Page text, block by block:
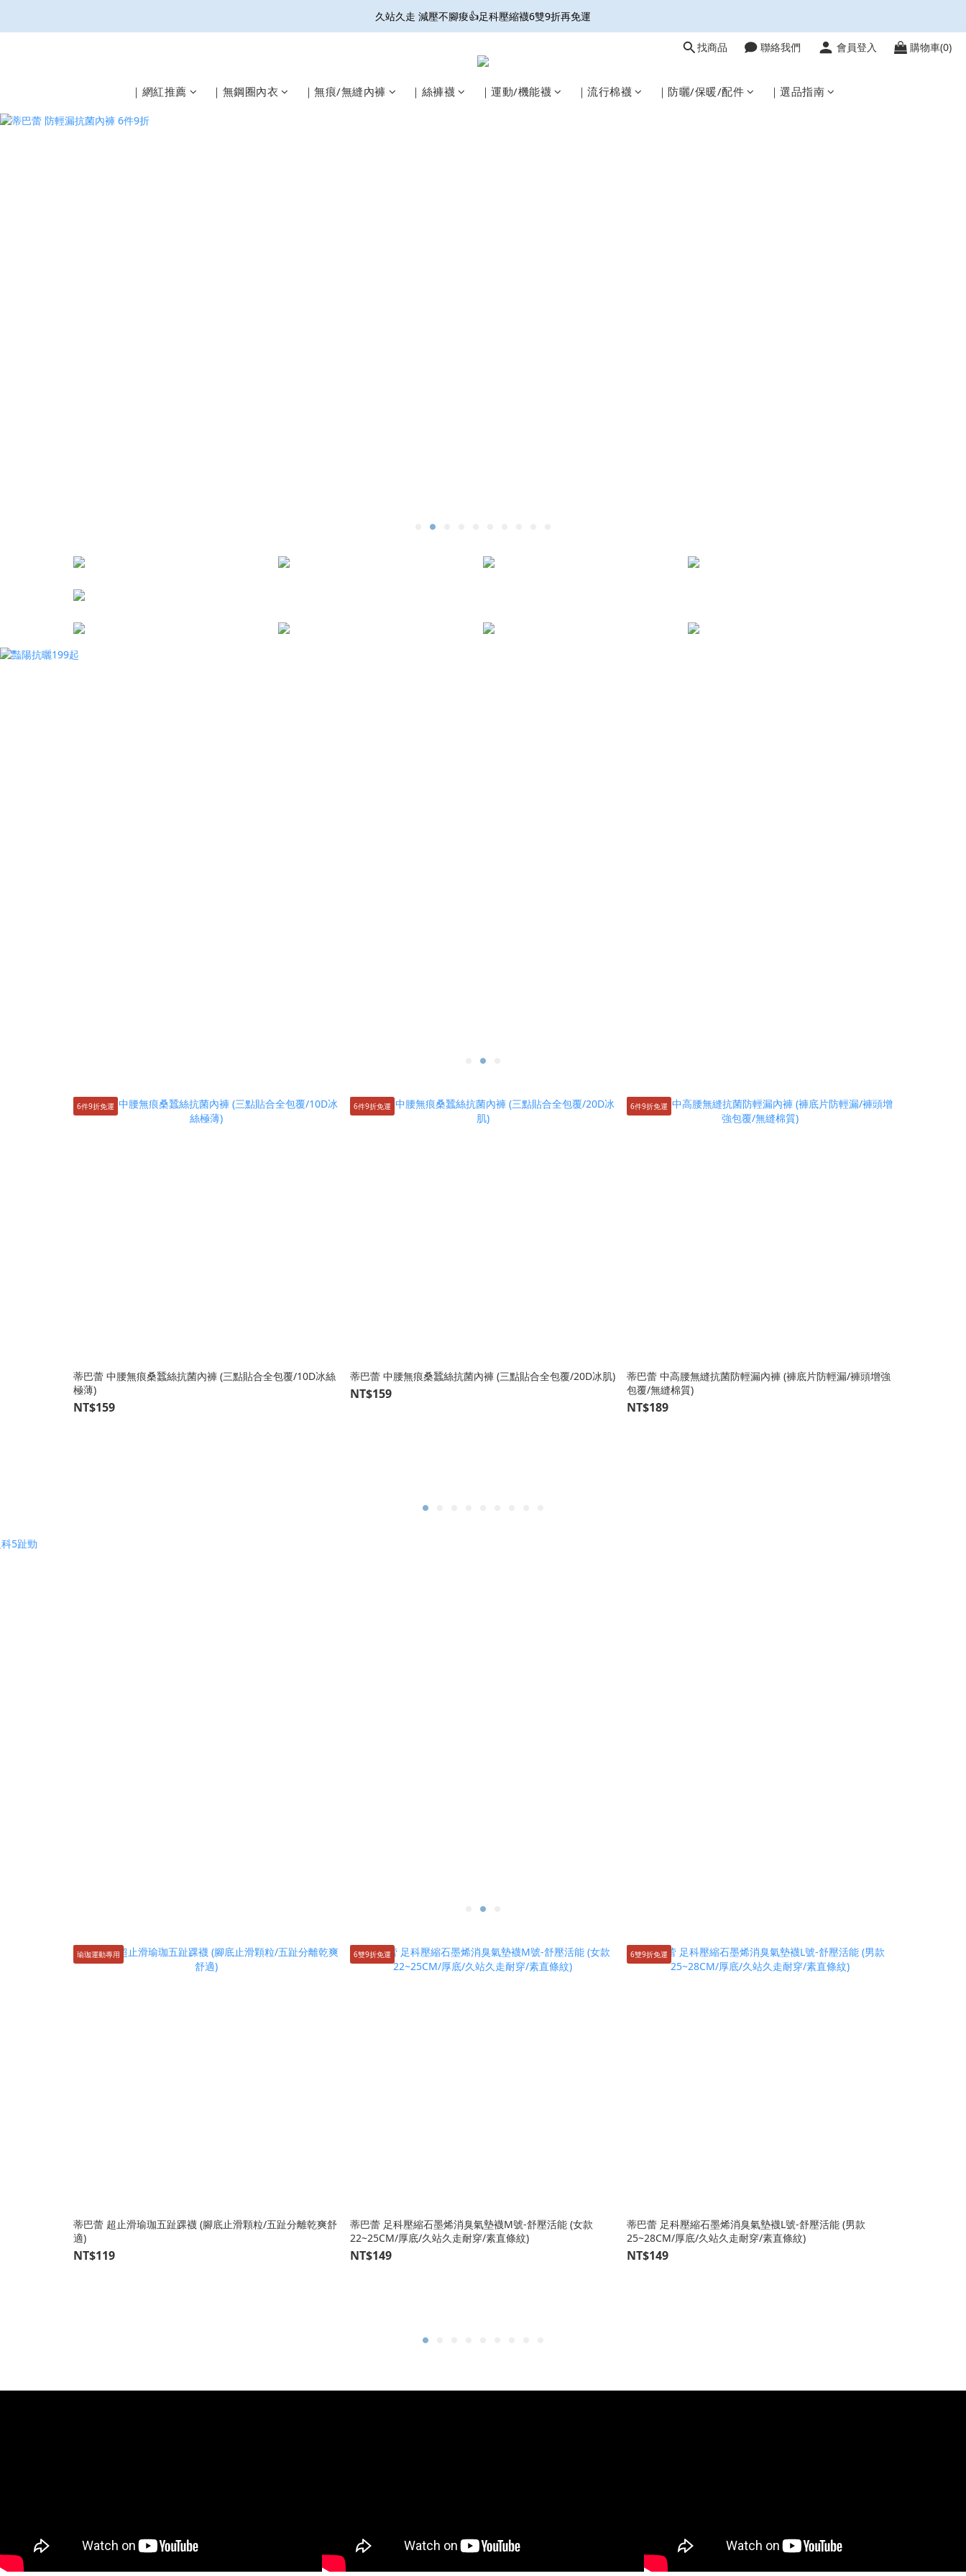
接住妳的微滲尷尬! 防輕漏抗菌內褲 6件9折免運
久站久走 減壓不腳痠👍足科壓縮襪6雙9折再免運
找商品 聯絡我們 會員登入 購物車(0)
｜網紅推薦 ｜無鋼圈內衣 ｜無痕/無縫內褲 ｜絲褲襪 ｜運動/機能襪 ｜流行棉襪 ｜防曬/保暖/配件 ｜選品指南
6件9折免運
蒂巴蕾 中腰無痕桑蠶絲抗菌內褲 (三點貼合全包覆/10D冰絲
極薄)
NT$159
6件9折免運
蒂巴蕾 中腰無痕桑蠶絲抗菌內褲 (三點貼合全包覆/20D冰肌)
NT$159
6件9折免運
蒂巴蕾 中高腰無縫抗菌防輕漏內褲 (褲底片防輕漏/褲頭增強
包覆/無縫棉質)
NT$189
瑜珈運動專用
蒂巴蕾 超止滑瑜珈五趾踝襪 (腳底止滑顆粒/五趾分離乾爽舒
適)
NT$119
6雙9折免運
蒂巴蕾 足科壓縮石墨烯消臭氣墊襪M號-舒壓活能 (女款
22~25CM/厚底/久站久走耐穿/素直條紋)
NT$149
6雙9折免運
蒂巴蕾 足科壓縮石墨烯消臭氣墊襪L號-舒壓活能 (男款
25~28CM/厚底/久站久走耐穿/素直條紋)
NT$149